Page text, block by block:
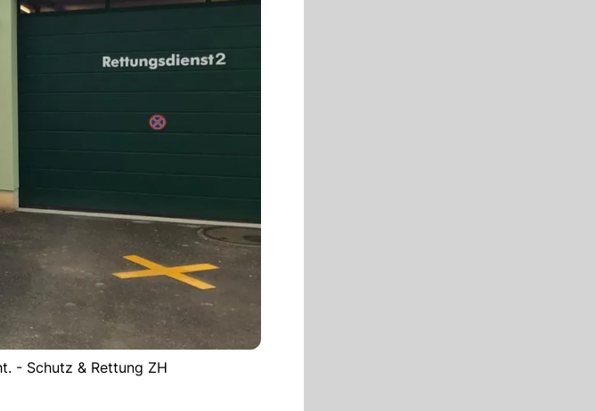
- Schutz & Rettung ZH